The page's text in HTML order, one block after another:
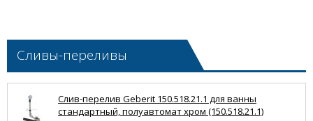
Сливы-переливы
Слив-перелив Geberit 150.518.21.1 для ванны
стандартный, полуавтомат хром (150.518.21.1)